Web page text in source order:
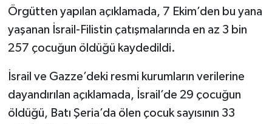
Örgütten yapılan açıklamada, 7 Ekim’den bu yana
yaşanan İsrail-Filistin çatışmalarında en az 3 bin
257 çocuğun öldüğü kaydedildi.
İsrail ve Gazze’deki resmi kurumların verilerine
dayandırılan açıklamada, İsrail’de 29 çocuğun
öldüğü, Batı Şeria’da ölen çocuk sayısının 33
2024 Seçim Sonuçları